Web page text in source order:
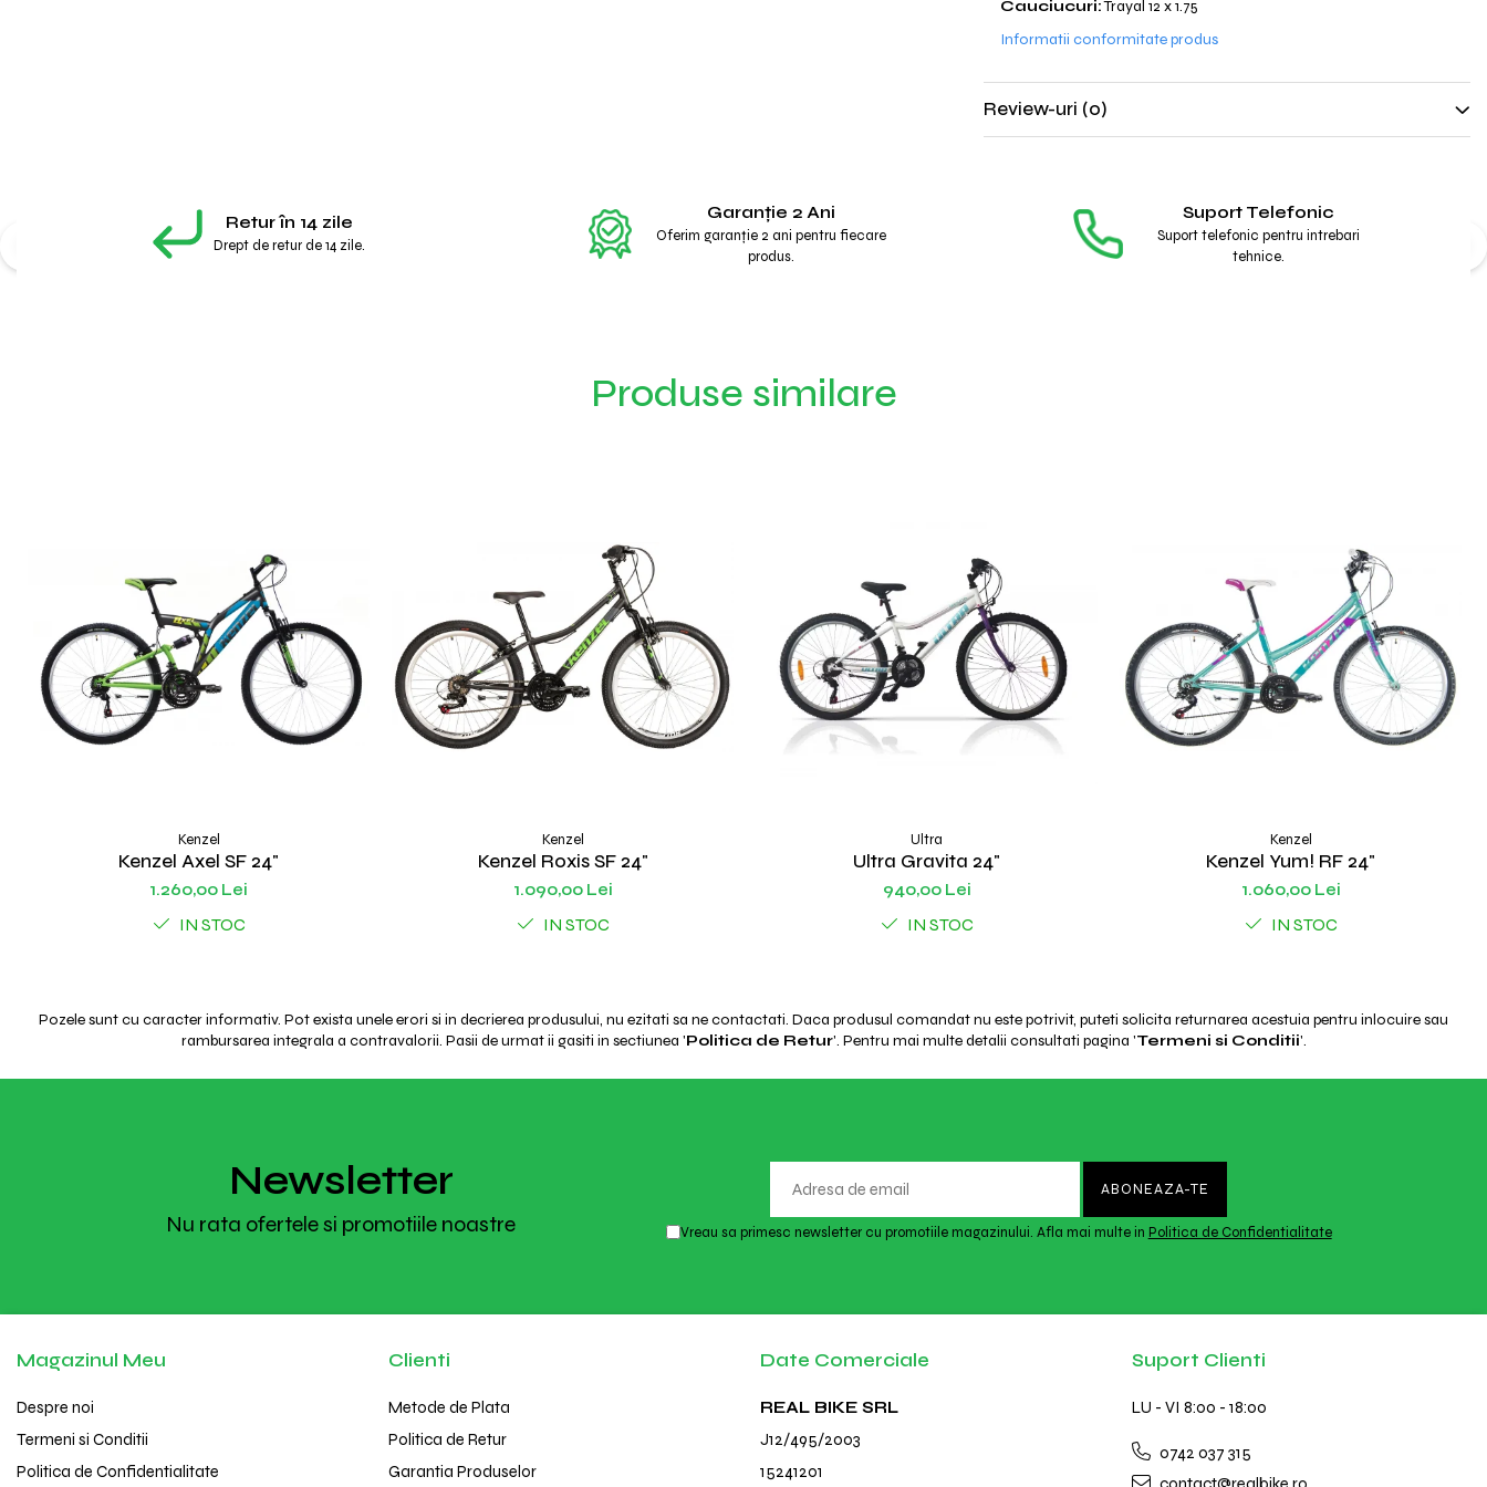
Cauciucuri:Trayal 12 x 1.75
Informatii conformitate produs
Review-uri (0)
Retur în 14 zile
Drept de retur de 14 zile.
Garanție 2 Ani
Oferim garanție 2 ani pentru fiecare
produs.
Suport Telefonic
Suport telefonic pentru intrebari
tehnice.
Produse similare
Kenzel
Kenzel Axel SF 24"
1.260,00 Lei
IN STOC
Kenzel
Kenzel Roxis SF 24"
1.090,00 Lei
IN STOC
Ultra
Ultra Gravita 24"
940,00 Lei
IN STOC
Kenzel
Kenzel Yum! RF 24"
1.060,00 Lei
IN STOC
Pozele sunt cu caracter informativ. Pot exista unele erori si in decrierea produsului, nu ezitati sa ne contactati. Daca produsul comandat nu este potrivit, puteti solicita returnarea acestuia pentru inlocuire sau
rambursarea integrala a contravalorii. Pasii de urmat ii gasiti in sectiunea 'Politica de Retur'. Pentru mai multe detalii consultati pagina 'Termeni si Conditii'.
Newsletter
Nu rata ofertele si promotiile noastre Vreau sa primesc newsletter cu promotiile magazinului. Afla mai multe in Politica de Confidentialitate
Magazinul Meu
Despre noi
Termeni si Conditii
Politica de Confidentialitate
Clienti
Metode de Plata
Politica de Retur
Garantia Produselor
Date Comerciale
REAL BIKE SRL
J12/495/2003
15241201
Suport Clienti
LU - VI 8:00 - 18:00
0742 037 315